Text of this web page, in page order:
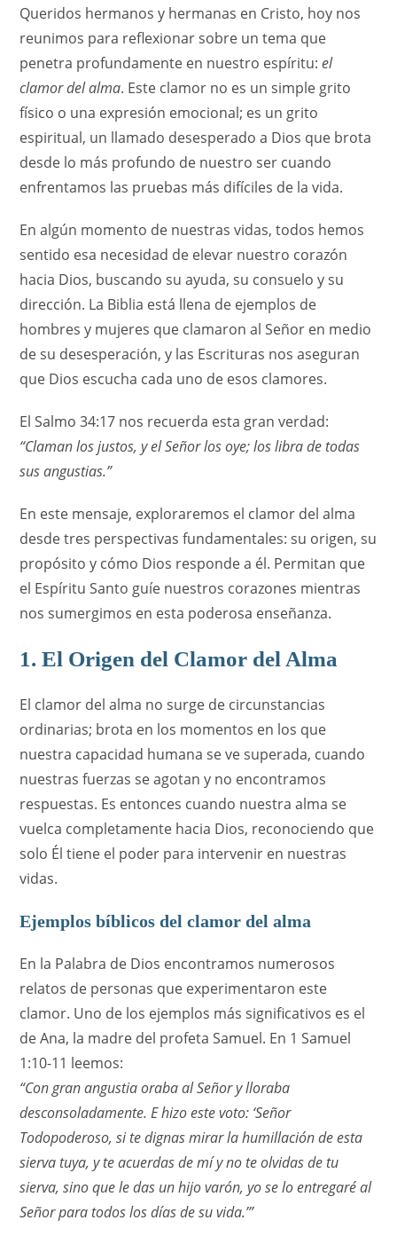
Queridos hermanos y hermanas en Cristo, hoy nos
reunimos para reflexionar sobre un tema que
penetra profundamente en nuestro espíritu:el
clamor del alma. Este clamor no es un simple grito
físico o una expresión emocional; es un grito
espiritual, un llamado desesperado a Dios que brota
desde lo más profundo de nuestro ser cuando
enfrentamos las pruebas más difíciles de la vida.
En algún momento de nuestras vidas, todos hemos
sentido esa necesidad de elevar nuestro corazón
hacia Dios, buscando su ayuda, su consuelo y su
dirección. La Biblia está llena de ejemplos de
hombres y mujeres que clamaron al Señor en medio
de su desesperación, y las Escrituras nos aseguran
que Dios escucha cada uno de esos clamores.
El Salmo 34:17 nos recuerda esta gran verdad:
“Claman los justos, y el Señor los oye; los libra de todas
sus angustias.”
En este mensaje, exploraremos el clamor del alma
desde tres perspectivas fundamentales: su origen, su
propósito y cómo Dios responde a él. Permitan que
el Espíritu Santo guíe nuestros corazones mientras
nos sumergimos en esta poderosa enseñanza.
1. El Origen del Clamor del Alma
El clamor del alma no surge de circunstancias
ordinarias; brota en los momentos en los que
nuestra capacidad humana se ve superada, cuando
nuestras fuerzas se agotan y no encontramos
respuestas. Es entonces cuando nuestra alma se
vuelca completamente hacia Dios, reconociendo que
solo Él tiene el poder para intervenir en nuestras
vidas.
Ejemplos bíblicos del clamor del alma
En la Palabra de Dios encontramos numerosos
relatos de personas que experimentaron este
clamor. Uno de los ejemplos más significativos es el
de Ana, la madre del profeta Samuel. En 1 Samuel
1:10-11 leemos:
“Con gran angustia oraba al Señor y lloraba
desconsoladamente. E hizo este voto: ‘Señor
Todopoderoso, si te dignas mirar la humillación de esta
sierva tuya, y te acuerdas de mí y no te olvidas de tu
sierva, sino que le das un hijo varón, yo se lo entregaré al
Señor para todos los días de su vida.’”